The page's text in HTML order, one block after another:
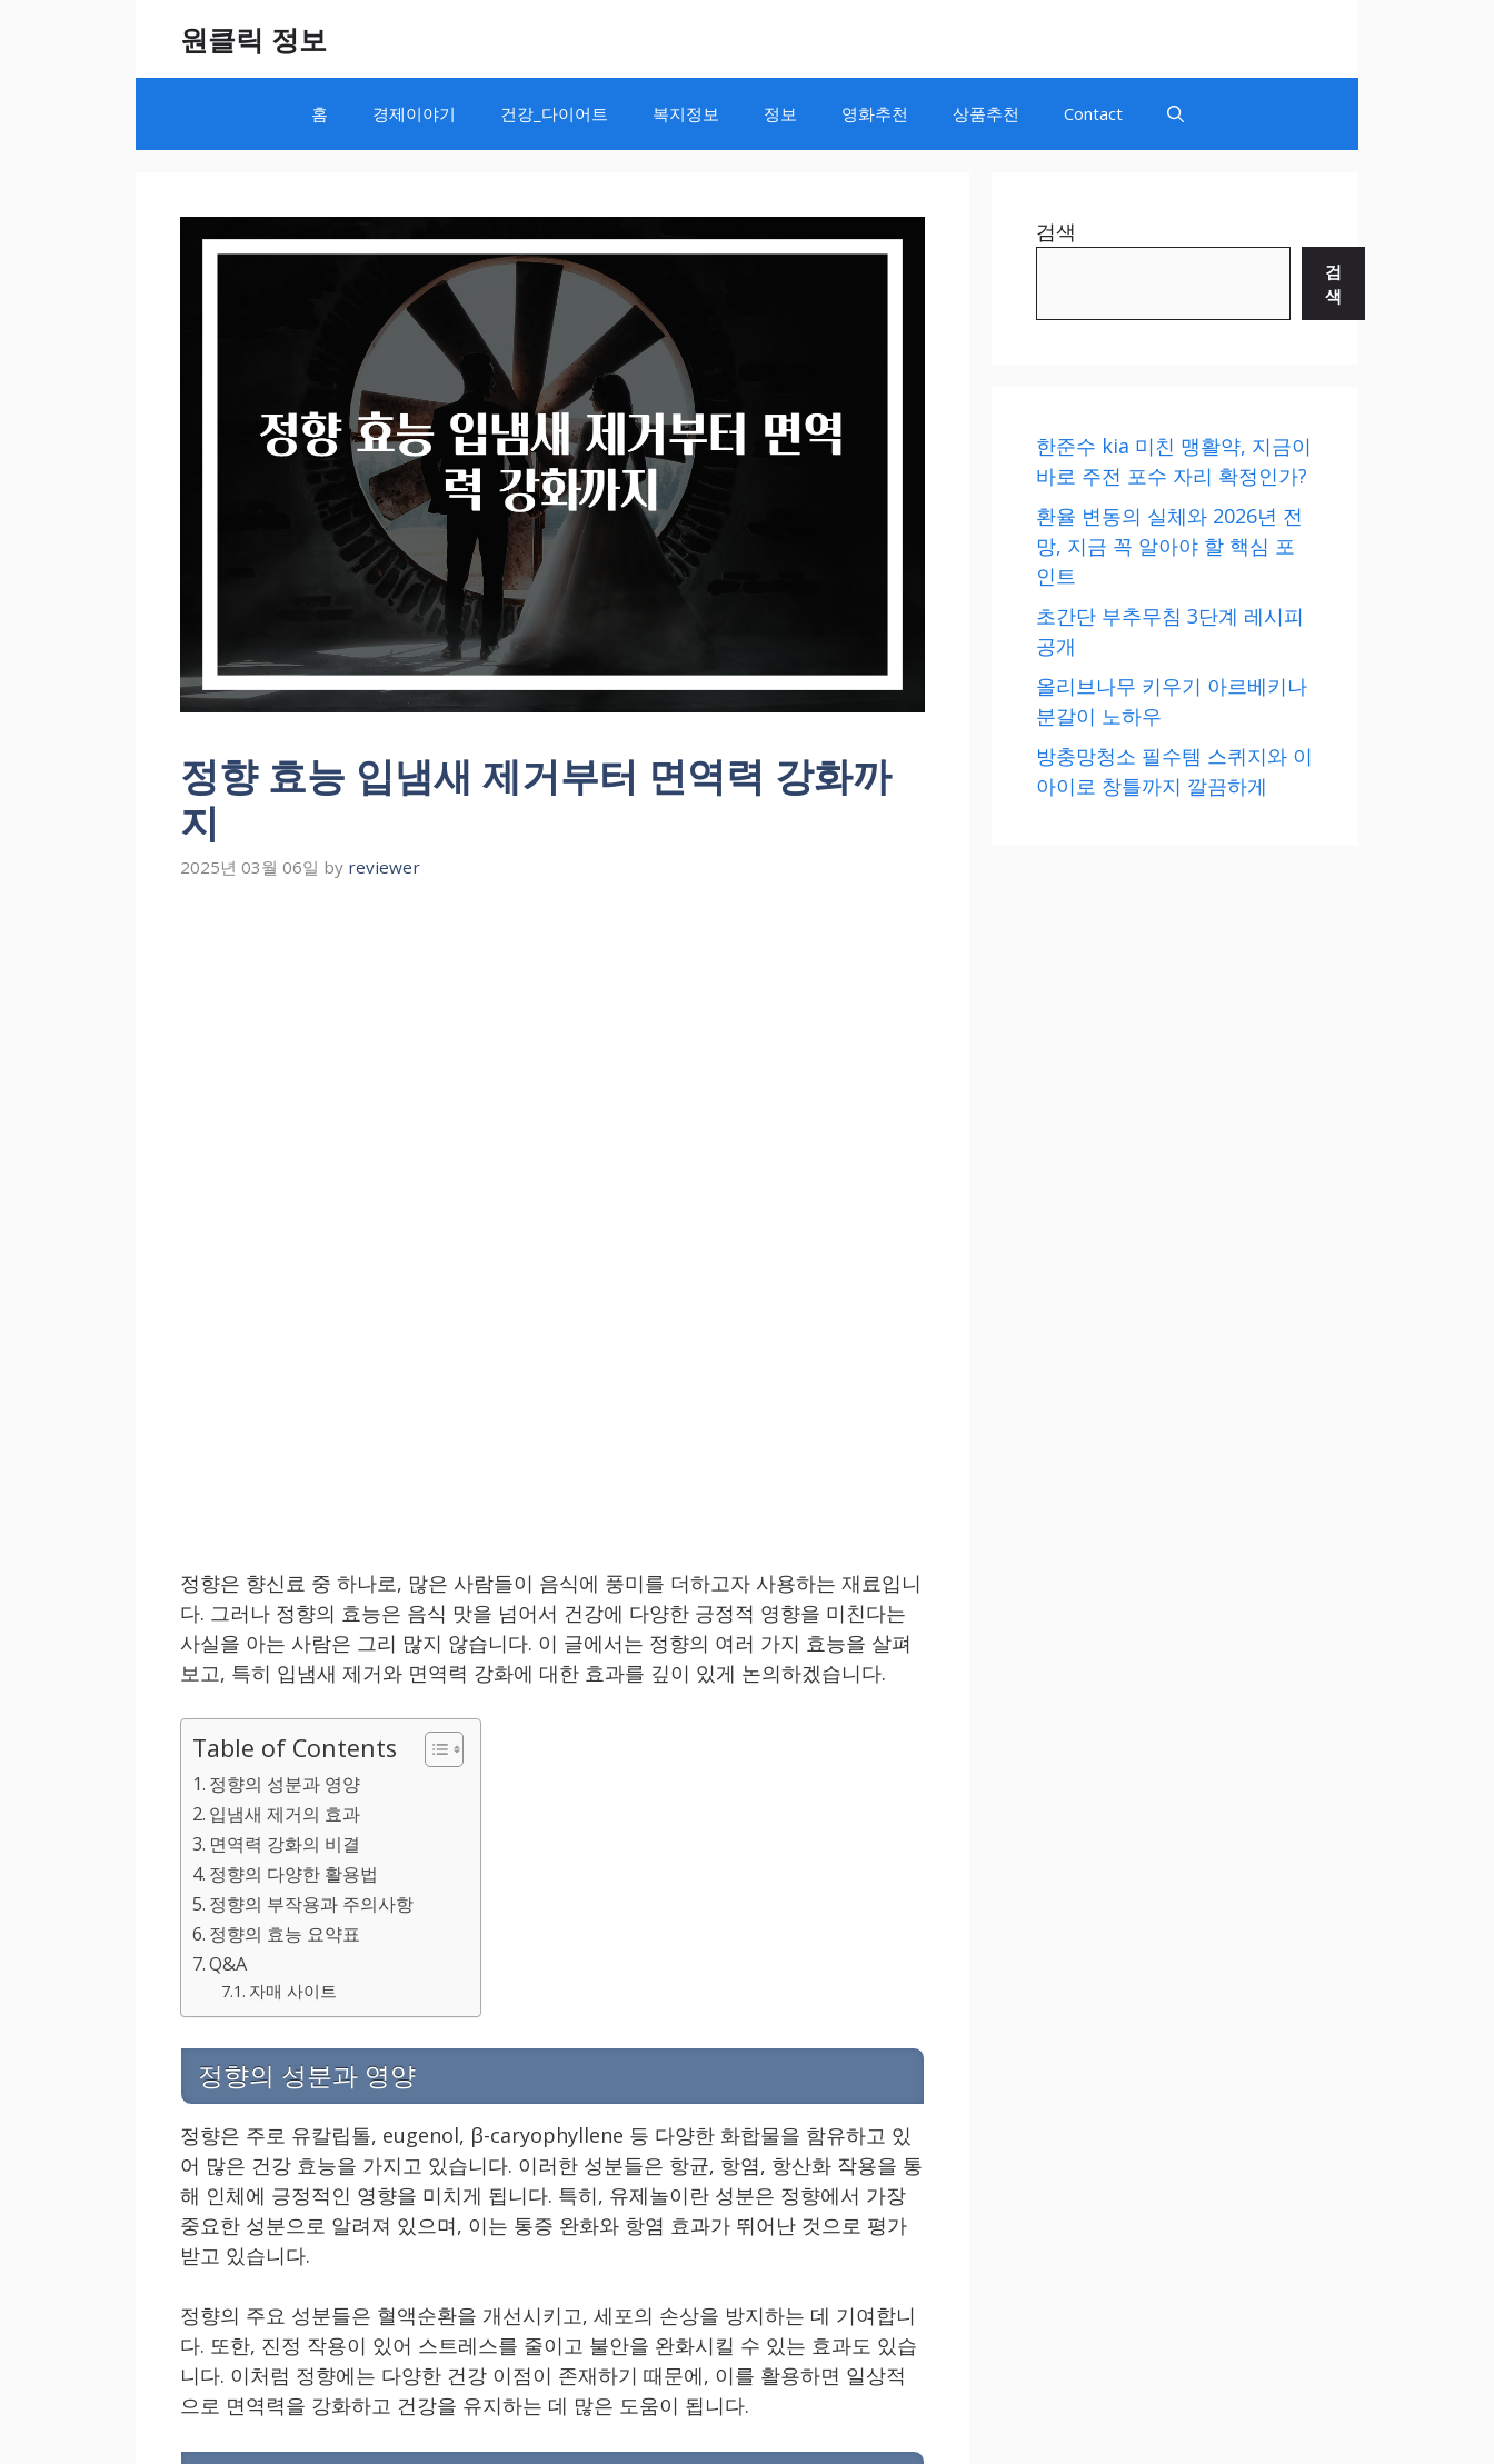
원클릭 정보
홈 경제이야기 건강_다이어트 복지정보 정보 영화추천 상품추천 Contact
정향 효능 입냄새 제거부터 면역력 강화까
지
2025년 03월 06일 by reviewer
정향은 향신료 중 하나로, 많은 사람들이 음식에 풍미를 더하고자 사용하는 재료입니
다. 그러나 정향의 효능은 음식 맛을 넘어서 건강에 다양한 긍정적 영향을 미친다는
사실을 아는 사람은 그리 많지 않습니다. 이 글에서는 정향의 여러 가지 효능을 살펴
보고, 특히 입냄새 제거와 면역력 강화에 대한 효과를 깊이 있게 논의하겠습니다.
Table of Contents
정향의 성분과 영양
입냄새 제거의 효과
면역력 강화의 비결
정향의 다양한 활용법
정향의 부작용과 주의사항
정향의 효능 요약표
Q&A
자매 사이트
정향의 성분과 영양
정향은 주로 유칼립톨, eugenol, β-caryophyllene 등 다양한 화합물을 함유하고 있
어 많은 건강 효능을 가지고 있습니다. 이러한 성분들은 항균, 항염, 항산화 작용을 통
해 인체에 긍정적인 영향을 미치게 됩니다. 특히, 유제놀이란 성분은 정향에서 가장
중요한 성분으로 알려져 있으며, 이는 통증 완화와 항염 효과가 뛰어난 것으로 평가
받고 있습니다.
정향의 주요 성분들은 혈액순환을 개선시키고, 세포의 손상을 방지하는 데 기여합니
다. 또한, 진정 작용이 있어 스트레스를 줄이고 불안을 완화시킬 수 있는 효과도 있습
니다. 이처럼 정향에는 다양한 건강 이점이 존재하기 때문에, 이를 활용하면 일상적
으로 면역력을 강화하고 건강을 유지하는 데 많은 도움이 됩니다.
검색
검
색
한준수 kia 미친 맹활약, 지금이
바로 주전 포수 자리 확정인가?
환율 변동의 실체와 2026년 전
망, 지금 꼭 알아야 할 핵심 포
인트
초간단 부추무침 3단계 레시피
공개
올리브나무 키우기 아르베키나
분갈이 노하우
방충망청소 필수템 스퀴지와 이
아이로 창틀까지 깔끔하게